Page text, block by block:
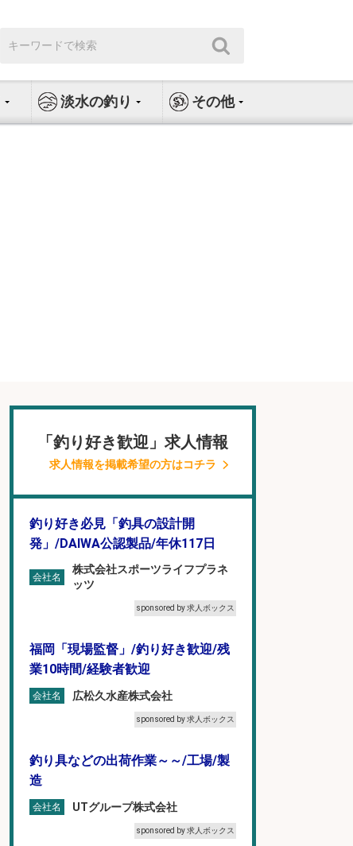
索:
淡水の釣り その他
「釣り好き歓迎」求人情報
求人情報を掲載希望の方はコチラ
釣り好き必見「釣具の設計開
発」/DAIWA公認製品/年休117日
会社名
株式会社スポーツライフプラネ
ッツ
sponsored by 求人ボックス
福岡「現場監督」/釣り好き歓迎/残
業10時間/経験者歓迎
会社名 広松久水産株式会社
sponsored by 求人ボックス
釣り具などの出荷作業～～/工場/製
造
会社名 UTグループ株式会社
sponsored by 求人ボックス